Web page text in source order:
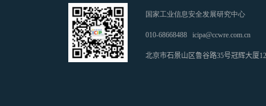
国家工业信息安全发展研究中心
010-68668488 icipa@ccwre.com.cn
北京市石景山区鲁谷路35号冠辉大厦